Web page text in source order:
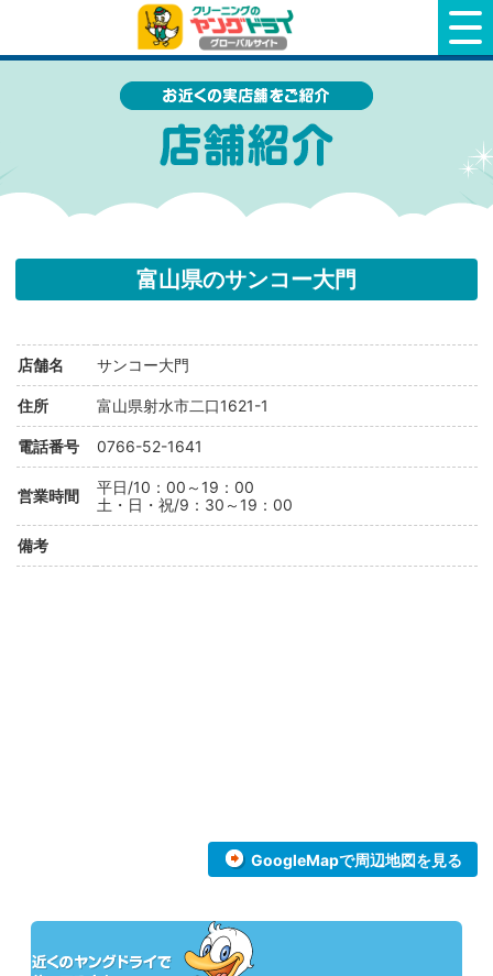
クリーニングのヤングドライ
富山県のサンコー大門
店舗名 サンコー大門
住所 富山県射水市二口1621-1
電話番号 0766-52-1641
営業時間
平日/10：00～19：00
土・日・祝/9：30～19：00
備考
GoogleMapで周辺地図を見る